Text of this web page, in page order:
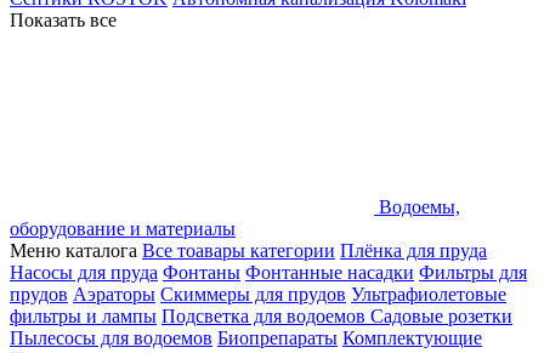
Показать все
Водоемы,
оборудование и материалы
Меню каталога Все тоавары категории Плёнка для пруда
Насосы для пруда Фонтаны Фонтанные насадки Фильтры для
прудов Аэраторы Скиммеры для прудов Ультрафиолетовые
фильтры и лампы Подсветка для водоемов Садовые розетки
Пылесосы для водоемов Биопрепараты Комплектующие